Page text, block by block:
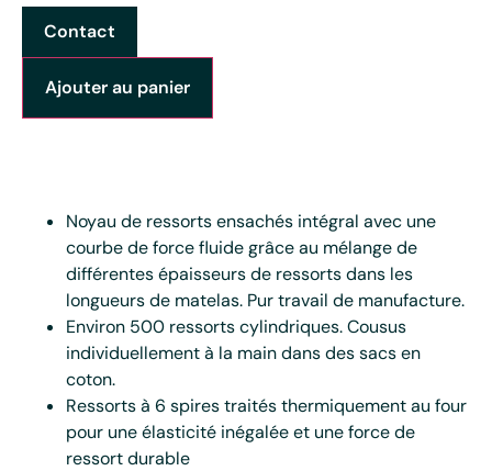
Contact
Ajouter au panier
Noyau de ressorts ensachés intégral avec une
courbe de force fluide grâce au mélange de
différentes épaisseurs de ressorts dans les
longueurs de matelas. Pur travail de manufacture.
Environ 500 ressorts cylindriques. Cousus
individuellement à la main dans des sacs en
coton.
Ressorts à 6 spires traités thermiquement au four
pour une élasticité inégalée et une force de
ressort durable